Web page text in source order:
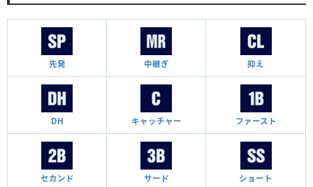
先発 中継ぎ 抑え
DH キャッチャー ファースト
セカンド サード ショート